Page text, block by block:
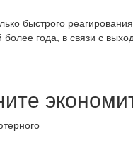
быстрого
года, в связи с